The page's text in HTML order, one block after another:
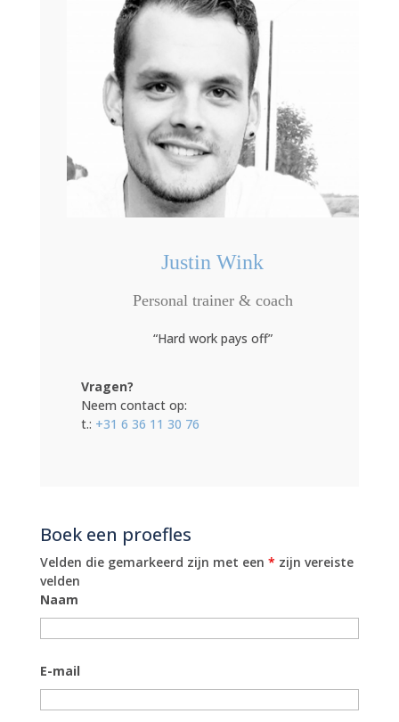
Justin Wink
Personal trainer & coach
“Hard work pays off”
Vragen?
Neem contact op:
t.: +31 6 36 11 30 76
Boek een proefles
Velden die gemarkeerd zijn met een * zijn vereiste
velden
Naam
E-mail